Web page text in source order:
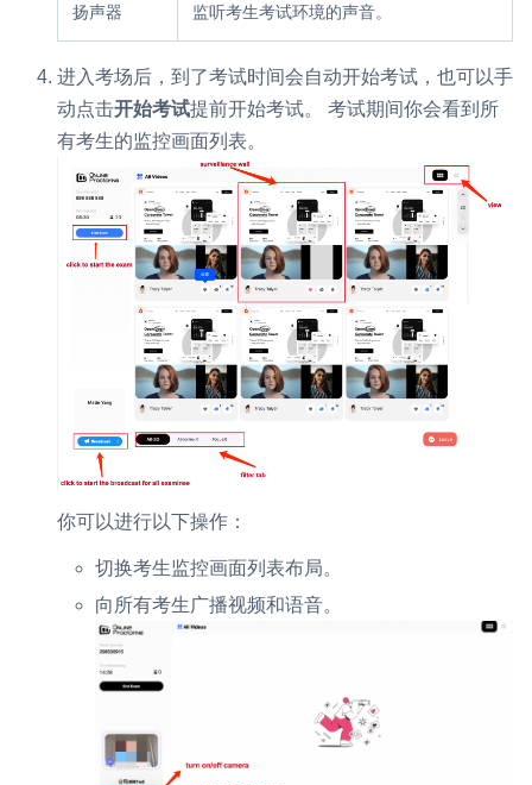
扬声器 监听考生考试环境的声音。
进入考场后，到了考试时间会自动开始考试，也可以手
动点击开始考试提前开始考试。 考试期间你会看到所
有考生的监控画面列表。
你可以进行以下操作：
切换考生监控画面列表布局。
向所有考生广播视频和语音。